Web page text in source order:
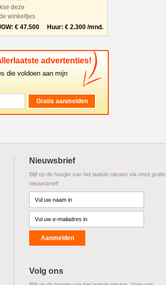
deze
winkeltjes
GW: € 47.500 Huur: € 2.300 /mnd.
advertenties!
die voldoen aan mijn
Nieuwsbrief
Blijf op de hoogte van het laatste nieuws via onze gratis
nieuwsbrief!
Volg ons